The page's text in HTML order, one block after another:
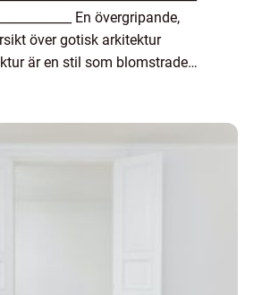
En övergripande,
över gotisk arkitektur
är en stil som blomstrade